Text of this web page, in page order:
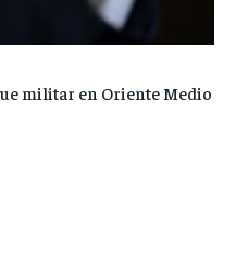
militar en Oriente Medio